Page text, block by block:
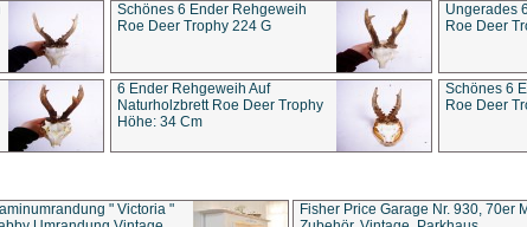
Schönes 6 Ender Rehgeweih
Roe Deer Trophy 224 G
Ungerades
Roe Deer
6 Ender Rehgeweih Auf
Naturholzbrett Roe Deer Trophy
Höhe: 34 Cm
Schönes 6
Roe Deer
" Victoria "
Fisher Price Garage Nr. 930, 70er